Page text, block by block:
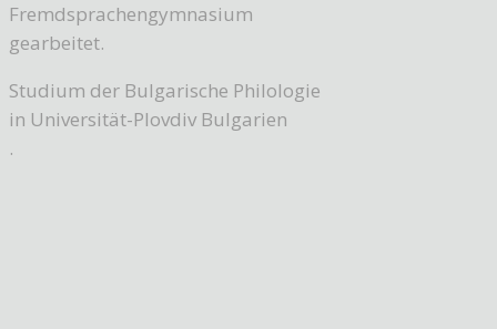
Fremdsprachengymnasium
gearbeitet.
Studium der Bulgarische Philologie
in Universität-Plovdiv Bulgarien
.